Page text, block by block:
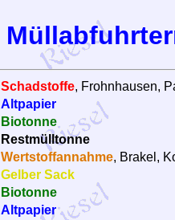
Schadstoffe, Frohnhausen,
Altpapier
Biotonne
Restmülltonne
Wertstoffannahme, Brakel,
Gelber Sack
Biotonne
Altpapier